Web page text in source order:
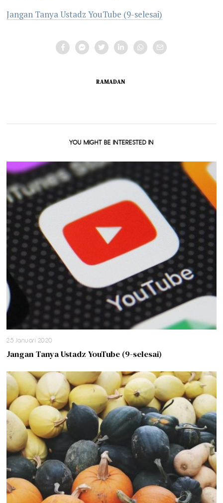
Jangan Tanya Ustadz YouTube (9-selesai)
RAMADAN
YOU MIGHT BE INTERESTED IN
25 Januari 2020
Jangan Tanya Ustadz YouTube (9-selesai)